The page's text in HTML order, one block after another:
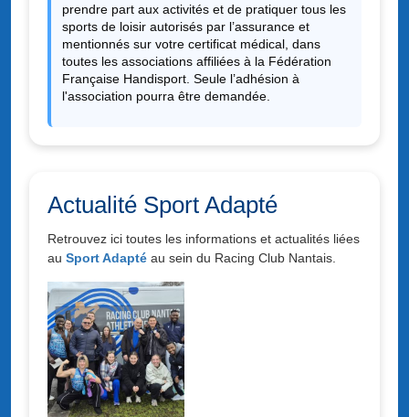
prendre part aux activités et de pratiquer tous les
sports de loisir autorisés par l’assurance et
mentionnés sur votre certificat médical, dans
toutes les associations affiliées à la Fédération
Française Handisport. Seule l’adhésion à
l'association pourra être demandée.
Actualité Sport Adapté
Retrouvez ici toutes les informations et actualités liées
au Sport Adapté au sein du Racing Club Nantais.